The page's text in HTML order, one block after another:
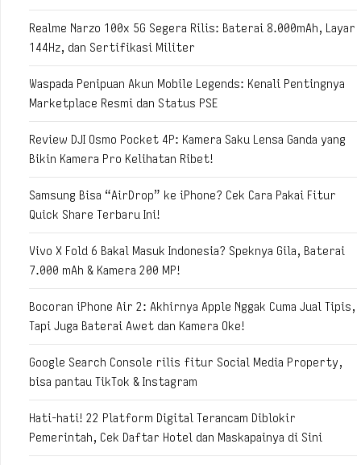
Realme Narzo 100x 5G Segera Rilis: Baterai 8.000mAh, Layar
144Hz, dan Sertifikasi Militer
Waspada Penipuan Akun Mobile Legends: Kenali Pentingnya
Marketplace Resmi dan Status PSE
Review DJI Osmo Pocket 4P: Kamera Saku Lensa Ganda yang
Bikin Kamera Pro Kelihatan Ribet!
Samsung Bisa “AirDrop” ke iPhone? Cek Cara Pakai Fitur
Quick Share Terbaru Ini!
Vivo X Fold 6 Bakal Masuk Indonesia? Speknya Gila, Baterai
7.000 mAh & Kamera 200 MP!
Bocoran iPhone Air 2: Akhirnya Apple Nggak Cuma Jual Tipis,
Tapi Juga Baterai Awet dan Kamera Oke!
Google Search Console rilis fitur Social Media Property,
bisa pantau TikTok & Instagram
Hati-hati! 22 Platform Digital Terancam Diblokir
Pemerintah, Cek Daftar Hotel dan Maskapainya di Sini